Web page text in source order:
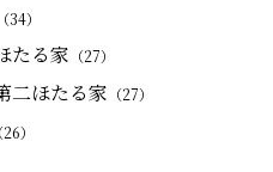
（34）
たる家 （27）
二ほたる家 （27）
（26）